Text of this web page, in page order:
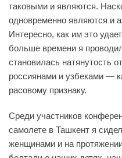
таковыми и являются.
одновременно являются и
Интересно, как им это
больше времени я
становилась натянутость
россиянами и узбеками —
расовому признаку.
Среди участников
самолете в Ташкент я
женщинами и на